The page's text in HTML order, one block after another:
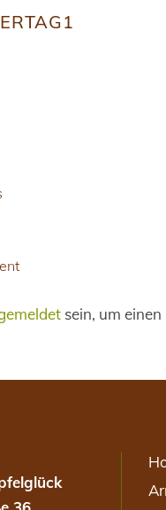
sein, um